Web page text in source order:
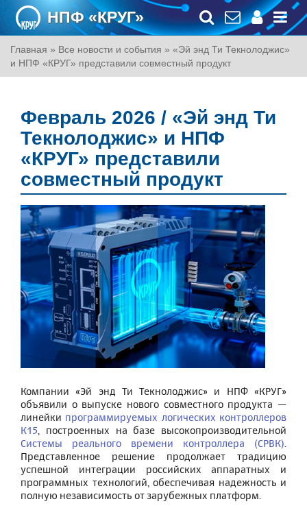
НПФ «КРУГ»
Главная » Все новости и события » «Эй энд Ти Текнолоджис»
и НПФ «КРУГ» представили совместный продукт
Февраль 2026 / «Эй энд Ти
Текнолоджис» и НПФ
«КРУГ» представили
совместный продукт
Компании «Эй энд Ти Текнолоджис» и НПФ «КРУГ»
объявили о выпуске нового совместного продукта —
линейки программируемых логических контроллеров
К15, построенных на базе высокопроизводительной
Системы реального времени контроллера (СРВК).
Представленное решение продолжает традицию
успешной интеграции российских аппаратных и
программных технологий, обеспечивая надежность и
полную независимость от зарубежных платформ.